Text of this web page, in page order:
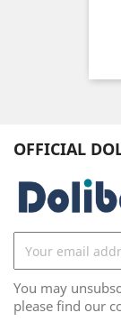
OFFICIAL
You may
please find our